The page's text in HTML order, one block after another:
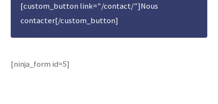
[custom_button link="/contact/"]Nous
contacter[/custom_button]
[ninja_form id=5]